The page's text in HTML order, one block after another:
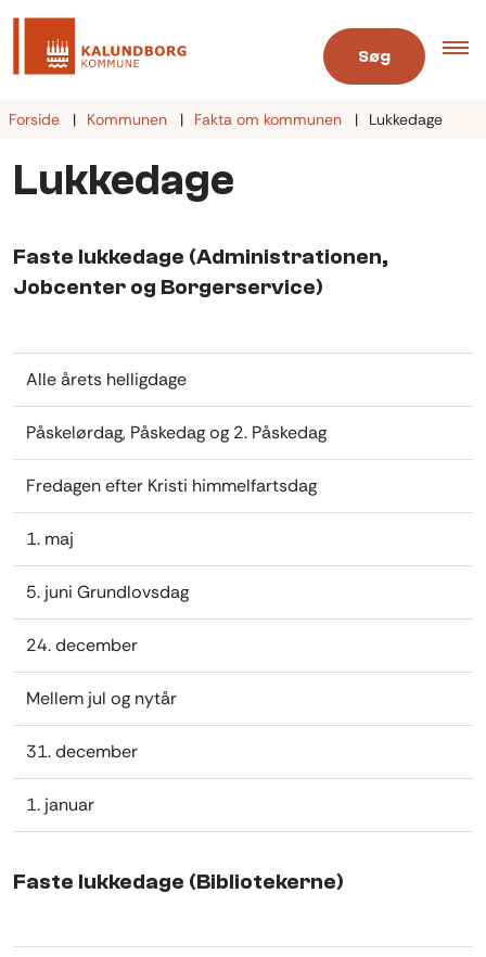
Søg
Forside Kommunen Fakta om kommunen Lukkedage
Lukkedage
Faste lukkedage (Administrationen,
Jobcenter og Borgerservice)
Alle årets helligdage
Påskelørdag, Påskedag og 2. Påskedag
Fredagen efter Kristi himmelfartsdag
1. maj
5. juni Grundlovsdag
24. december
Mellem jul og nytår
31. december
1. januar
Faste lukkedage (Bibliotekerne)